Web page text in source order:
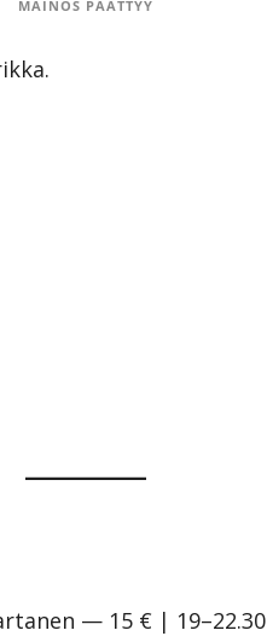
MAINOS PÄÄTTYY
— 15 € | 19–22.30